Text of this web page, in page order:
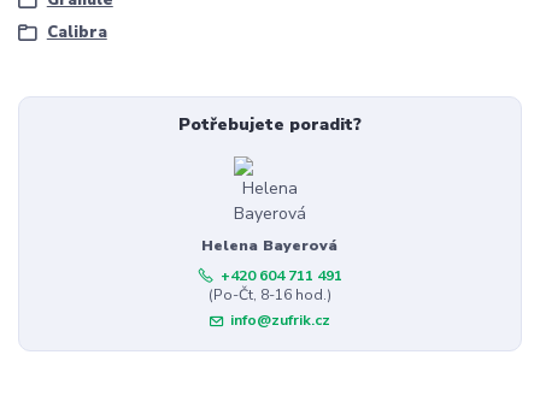
Calibra
Potřebujete poradit?
Helena Bayerová
+420 604 711 491
(Po-Čt, 8-16 hod.)
info@zufrik.cz